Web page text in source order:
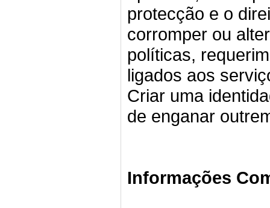
protecção e o
corromper ou
políticas,
ligados aos
Criar uma
de enganar
Informações